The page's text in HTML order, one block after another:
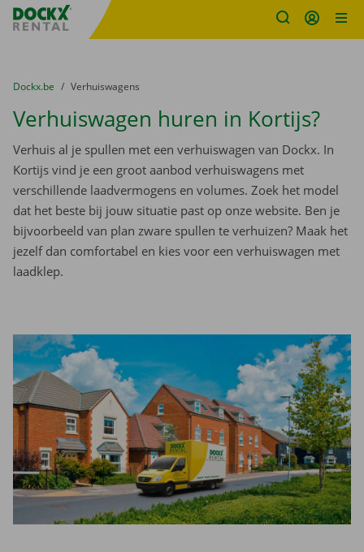
Fratello DEMO
U bevindt zich hier:
van
Dockx.be naar
Verhuiswagens
Verhuiswagen huren in Kortijs?
Verhuis al je spullen met een verhuiswagen van Dockx. In
Kortijs vind je een groot aanbod verhuiswagens met
verschillende laadvermogens en volumes. Zoek het model
dat het beste bij jouw situatie past op onze website. Ben je
bijvoorbeeld van plan zware spullen te verhuizen? Maak het
jezelf dan comfortabel en kies voor een verhuiswagen met
laadklep.